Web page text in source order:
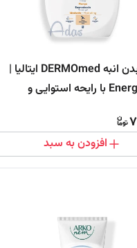
شامپو بدن انبه DERMOmed ایتالیا |
مدل Energia با رایحه استوایی و
افزودن به سبد